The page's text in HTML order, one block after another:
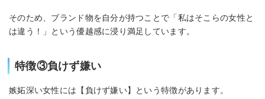
そのため、ブランド物を自分が持つことで「私はそこらの女性と
は違う！」という優越感に浸り満足しています。
特徴③負けず嫌い
嫉妬深い女性には【負けず嫌い】という特徴があります。